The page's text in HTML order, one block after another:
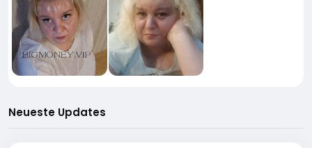
Neueste Updates